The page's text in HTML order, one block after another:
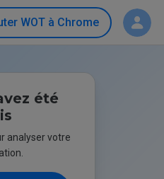
WOT à Chrome
été
analyser votre